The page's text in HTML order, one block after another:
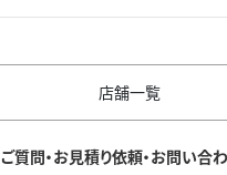
店舗一覧
ご質問・お見積り依頼・お問い合